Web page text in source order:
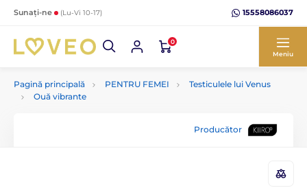
Sunați-ne (Lu-Vi 10-17) 15558086037
0
Meniu
Pagină principală PENTRU FEMEI
Testiculele lui Venus
Ouă vibrante
Producător